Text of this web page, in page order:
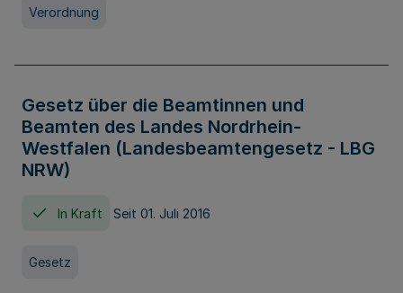
Verordnung
Gesetz über die Beamtinnen und
Beamten des Landes Nordrhein-
Westfalen (Landesbeamtengesetz - LBG
NRW)
In Kraft Seit 01. Juli 2016
Gesetz